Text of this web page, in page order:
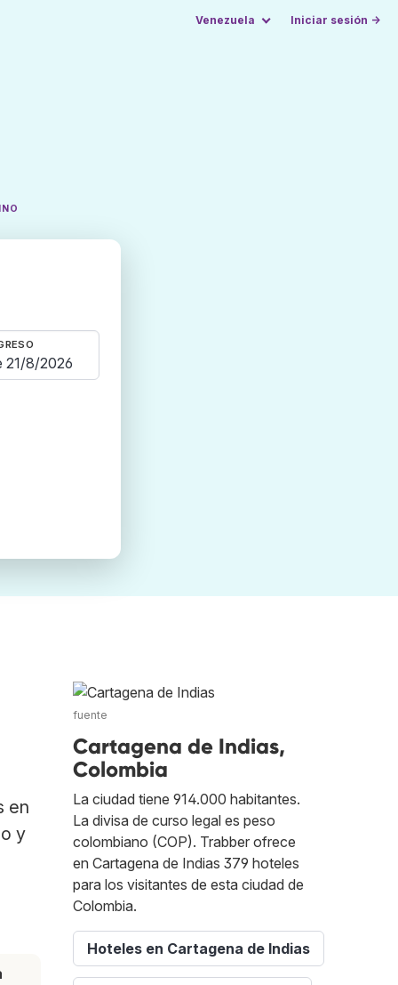
Venezuela Iniciar sesión →
en
y
fuente
Cartagena de Indias,
Colombia
La ciudad tiene 914.000 habitantes.
La divisa de curso legal es peso
colombiano (COP). Trabber ofrece
en Cartagena de Indias 379 hoteles
para los visitantes de esta ciudad de
Colombia.
Hoteles en Cartagena de Indias